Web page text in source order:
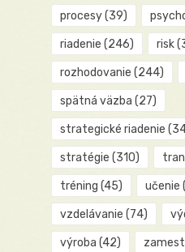
procesy(39)
riadenie (246) risk
rozhodovanie (244)
spätná väzba (27)
strategické riadenie
stratégie (310)
tréning (45) učenie
vzdelávanie (74)
výroba (42)